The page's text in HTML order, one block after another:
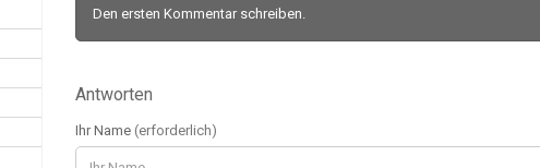
Den ersten Kommentar schreiben.
Antworten
Ihr Name (erforderlich)